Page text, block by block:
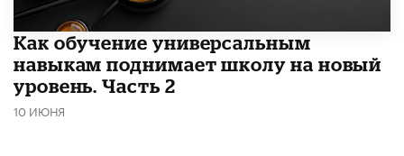
​Как обучение универсальным
навыкам поднимает школу на новый
уровень. Часть 2
10 ИЮНЯ